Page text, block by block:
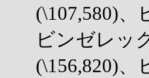
(\107,580)、
ビンゼレッ
(\156,820)